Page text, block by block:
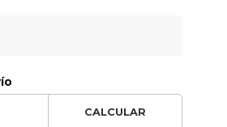
CALCULAR